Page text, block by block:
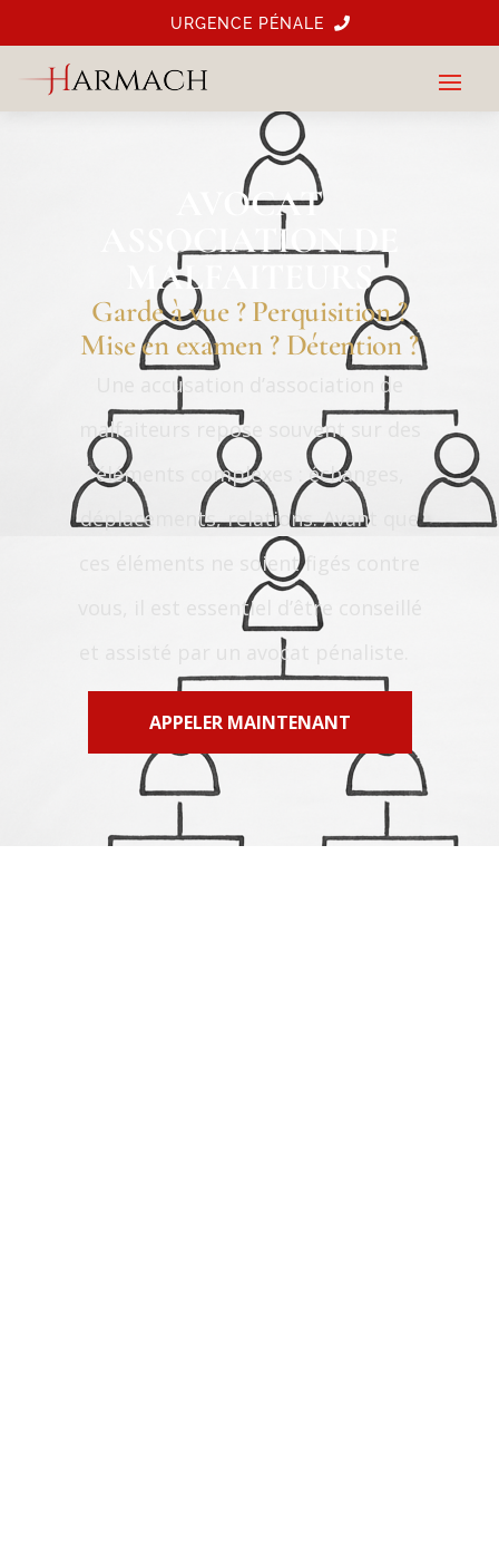
‎URGENCE PÉNALE‎ ‎
AVOCAT
ASSOCIATION DE
MALFAITEURS
Garde à vue ? Perquisition ?
Mise en examen ? Détention ?
Une accusation d’association de
malfaiteurs repose souvent sur des
éléments complexes : échanges,
déplacements, relations. Avant que
ces éléments ne soient figés contre
vous, il est essentiel d’être conseillé
et assisté par un avocat pénaliste.
APPELER MAINTENANT